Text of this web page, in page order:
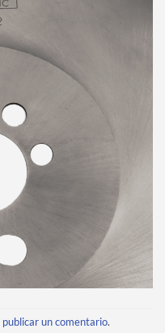
publicar un comentario.